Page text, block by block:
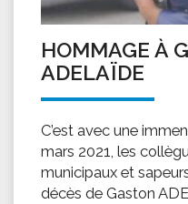
HOMMAGE À
ADELAÏDE
C’est avec une
mars 2021, les
municipaux et
décès de Gaston